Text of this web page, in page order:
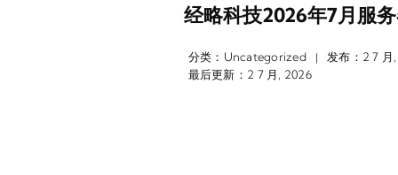
经略科技2026年7月服
分类： Uncategorized |
发布：2 7 月
最后更新：2 7 月, 2026